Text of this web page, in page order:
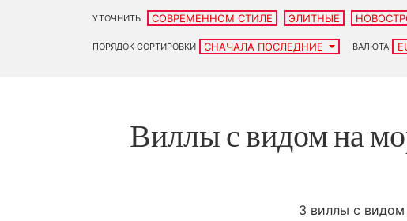
УТОЧНИТЬ СОВРЕМЕННОМ СТИЛЕ ЭЛИТНЫЕ
ПОРЯДОК СОРТИРОВКИ СНАЧАЛА ПОСЛЕДНИЕ ВАЛЮТА
Виллы с видом на
3 виллы с видом